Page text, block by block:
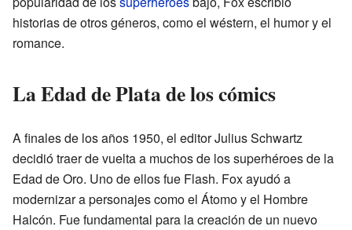
historias de otros géneros, como el wéstern, el humor y el
romance.
La Edad de Plata de los cómics
A finales de los años 1950, el editor Julius Schwartz
decidió traer de vuelta a muchos de los superhéroes de la
Edad de Oro. Uno de ellos fue Flash. Fox ayudó a
modernizar a personajes como el Átomo y el Hombre
Halcón. Fue fundamental para la creación de un nuevo